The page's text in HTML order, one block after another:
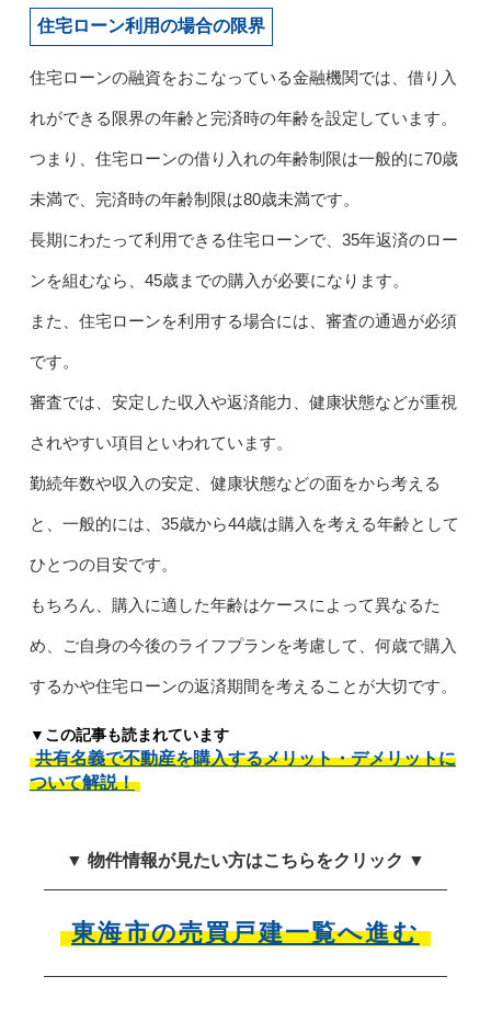
住宅ローン利用の場合の限界
住宅ローンの融資をおこなっている金融機関では、借り入
れができる限界の年齢と完済時の年齢を設定しています。
つまり、住宅ローンの借り入れの年齢制限は一般的に70歳
未満で、完済時の年齢制限は80歳未満です。
長期にわたって利用できる住宅ローンで、35年返済のロー
ンを組むなら、45歳までの購入が必要になります。
また、住宅ローンを利用する場合には、審査の通過が必須
です。
審査では、安定した収入や返済能力、健康状態などが重視
されやすい項目といわれています。
勤続年数や収入の安定、健康状態などの面をから考える
と、一般的には、35歳から44歳は購入を考える年齢として
ひとつの目安です。
もちろん、購入に適した年齢はケースによって異なるた
め、ご自身の今後のライフプランを考慮して、何歳で購入
するかや住宅ローンの返済期間を考えることが大切です。
▼この記事も読まれています
共有名義で不動産を購入するメリット・デメリットに
ついて解説！
▼ 物件情報が見たい方はこちらをクリック ▼
東海市の売買戸建一覧へ進む